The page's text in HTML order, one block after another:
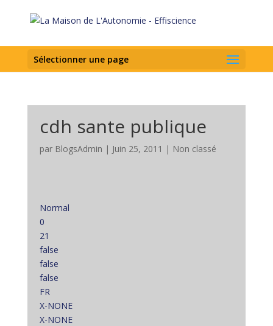
Sélectionner une page
cdh sante publique
par BlogsAdmin | Juin 25, 2011 | Non classé
Normal
0
21
false
false
false
FR
X-NONE
X-NONE